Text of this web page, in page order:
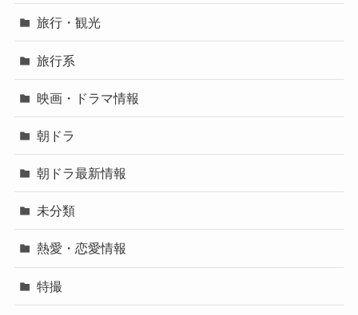
旅行・観光
旅行系
映画・ドラマ情報
朝ドラ
朝ドラ最新情報
未分類
熱愛・恋愛情報
特撮